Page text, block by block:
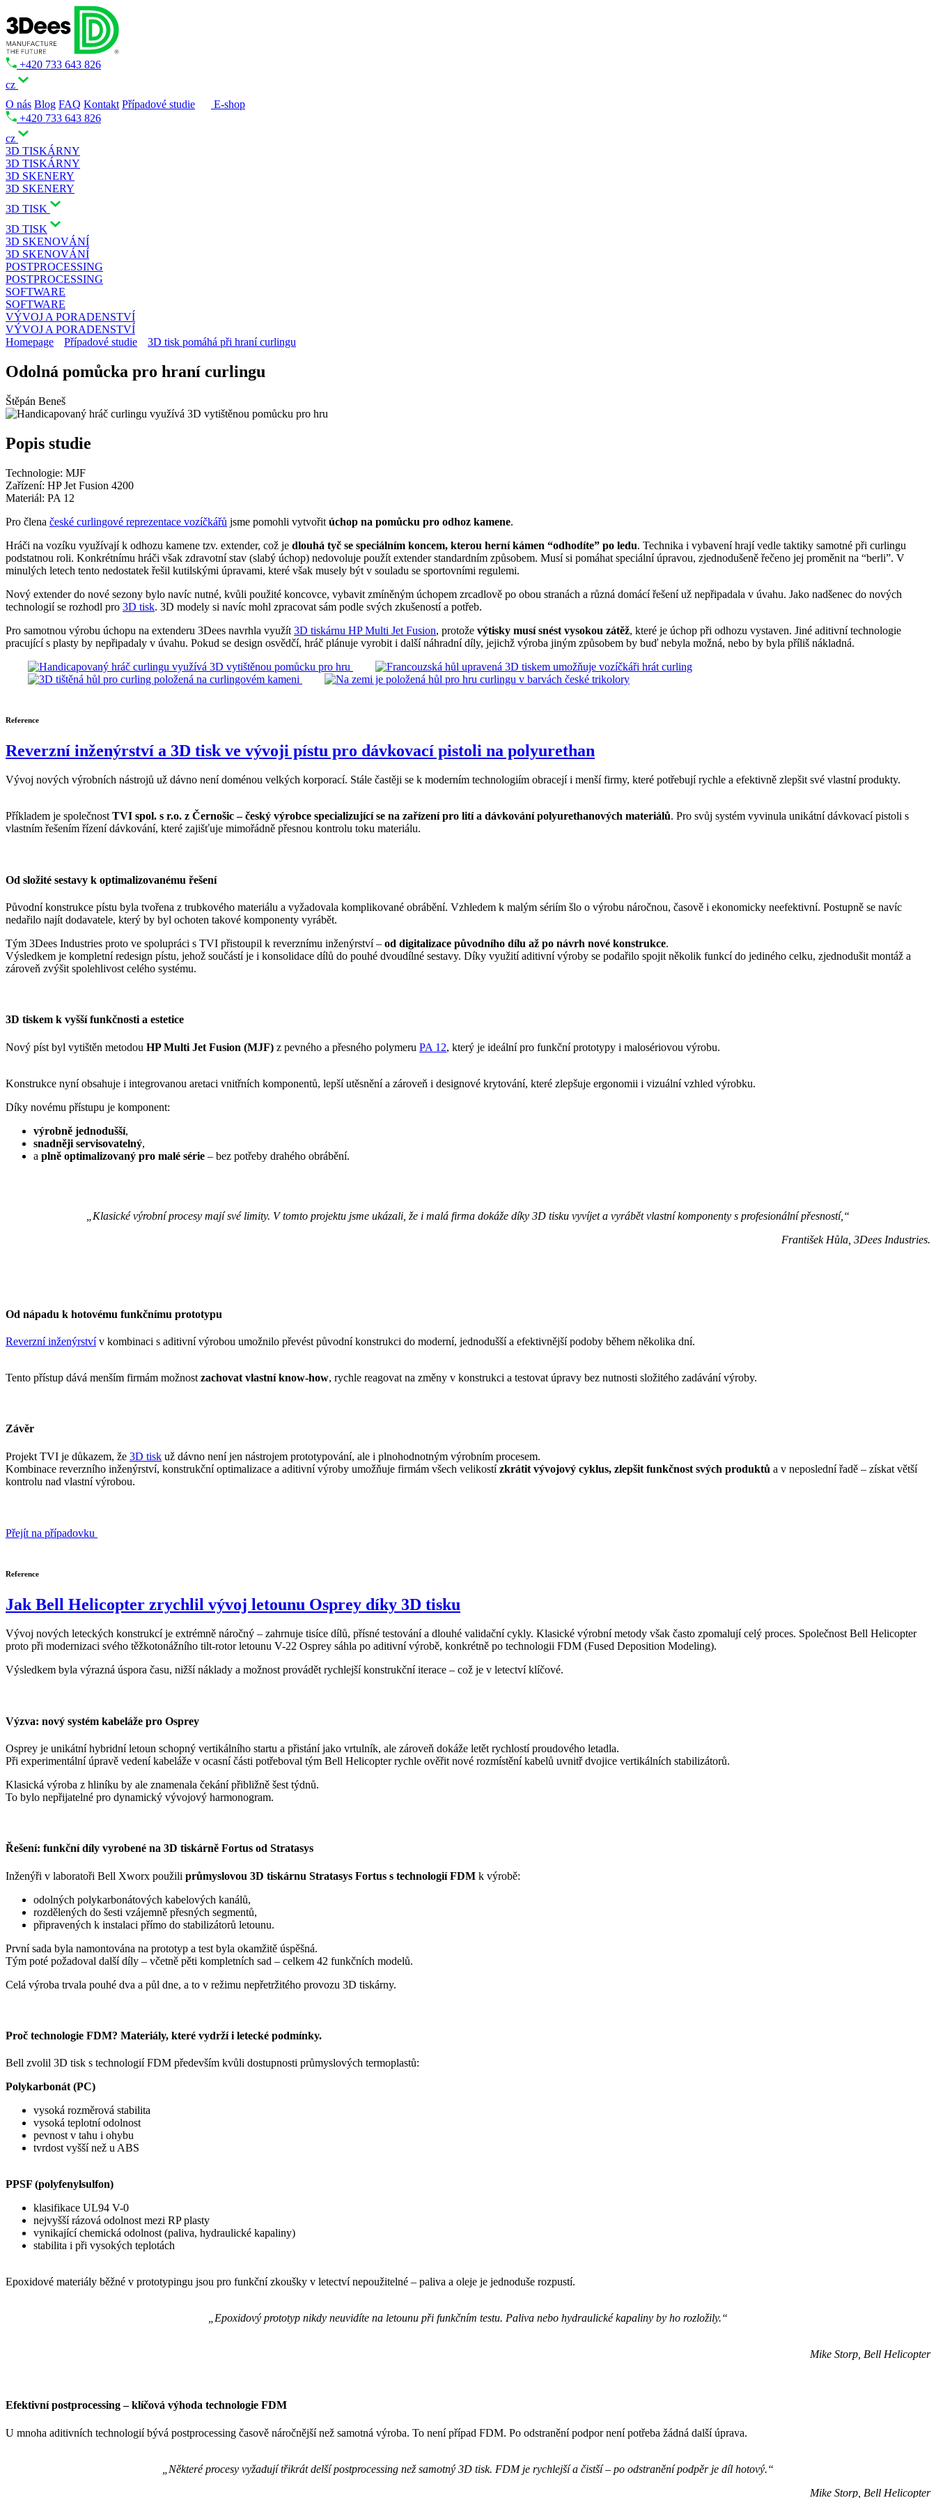
+420 733 643 826
cz
O nás Blog FAQ Kontakt Případové studie
E-shop
+420 733 643 826
cz
3D TISKÁRNY
3D TISKÁRNY
3D SKENERY
3D SKENERY
3D TISK
3D TISK
3D SKENOVÁNÍ
3D SKENOVÁNÍ
POSTPROCESSING
POSTPROCESSING
SOFTWARE
SOFTWARE
VÝVOJ A PORADENSTVÍ
VÝVOJ A PORADENSTVÍ
Homepage
Případové studie 3D tisk pomáhá při hraní curlingu
Odolná pomůcka pro hraní curlingu
Štěpán Beneš
Popis studie
Technologie: MJF
Zařízení: HP Jet Fusion 4200
Materiál: PA 12
Pro člena české curlingové reprezentace vozíčkářů jsme pomohli vytvořit úchop na pomůcku pro odhoz kamene.
Hráči na vozíku využívají k odhozu kamene tzv. extender, což je dlouhá tyč se speciálním koncem, kterou herní kámen “odhodíte” po ledu. Technika i vybavení hrají vedle taktiky samotné při curlingu
podstatnou roli. Konkrétnímu hráči však zdravotní stav (slabý úchop) nedovoluje použít extender standardním způsobem. Musí si pomáhat speciální úpravou, zjednodušeně řečeno jej proměnit na “berli”. V
minulých letech tento nedostatek řešil kutilskými úpravami, které však musely být v souladu se sportovními regulemi.
Nový extender do nové sezony bylo navíc nutné, kvůli použité koncovce, vybavit zmíněným úchopem zrcadlově po obou stranách a různá domácí řešení už nepřipadala v úvahu. Jako nadšenec do nových
technologií se rozhodl pro 3D tisk. 3D modely si navíc mohl zpracovat sám podle svých zkušeností a potřeb.
Pro samotnou výrobu úchopu na extenderu 3Dees navrhla využít 3D tiskárnu HP Multi Jet Fusion, protože výtisky musí snést vysokou zátěž, které je úchop při odhozu vystaven. Jiné aditivní technologie
pracující s plasty by nepřipadaly v úvahu. Pokud se design osvědčí, hráč plánuje vyrobit i další náhradní díly, jejichž výroba jiným způsobem by buď nebyla možná, nebo by byla příliš nákladná.
Reference
Reverzní inženýrství a 3D tisk ve vývoji pístu pro dávkovací pistoli na polyurethan
Vývoj nových výrobních nástrojů už dávno není doménou velkých korporací. Stále častěji se k moderním technologiím obracejí i menší firmy, které potřebují rychle a efektivně zlepšit své vlastní produkty.
Příkladem je společnostTVI spol. s r.o. z Černošic – český výrobce specializující se na zařízení pro lití a dávkování polyurethanových materiálů. Pro svůj systém vyvinula unikátní dávkovací pistoli s
vlastním řešením řízení dávkování, které zajišťuje mimořádně přesnou kontrolu toku materiálu.
Od složité sestavy k optimalizovanému řešení
Původní konstrukce pístu byla tvořena z trubkového materiálu a vyžadovala komplikované obrábění. Vzhledem k malým sériím šlo o výrobu náročnou, časově i ekonomicky neefektivní. Postupně se navíc
nedařilo najít dodavatele, který by byl ochoten takové komponenty vyrábět.
Tým 3Dees Industries proto ve spolupráci s TVI přistoupil k reverznímu inženýrství – od digitalizace původního dílu až po návrh nové konstrukce.
Výsledkem je kompletní redesign pístu, jehož součástí je i konsolidace dílů do pouhé dvoudílné sestavy. Díky využití aditivní výroby se podařilo spojit několik funkcí do jediného celku, zjednodušit montáž a
zároveň zvýšit spolehlivost celého systému.
3D tiskem k vyšší funkčnosti a estetice
Nový píst byl vytištěn metodou HP Multi Jet Fusion (MJF) z pevného a přesného polymeru PA 12, který je ideální pro funkční prototypy i malosériovou výrobu.
Konstrukce nyní obsahuje i integrovanou aretaci vnitřních komponentů, lepší utěsnění a zároveň i designové krytování, které zlepšuje ergonomii i vizuální vzhled výrobku.
Díky novému přístupu je komponent:
výrobně jednodušší,
snadněji servisovatelný,
a plně optimalizovaný pro malé série – bez potřeby drahého obrábění.
„Klasické výrobní procesy mají své limity. V tomto projektu jsme ukázali, že i malá firma dokáže díky 3D tisku vyvíjet a vyrábět vlastní komponenty s profesionální přesností,“
František Hůla, 3Dees Industries.
Od nápadu k hotovému funkčnímu prototypu
Reverzní inženýrstvív kombinaci s aditivní výrobou umožnilo převést původní konstrukci do moderní, jednodušší a efektivnější podoby během několika dní.
Tento přístup dává menším firmám možnost zachovat vlastní know-how, rychle reagovat na změny v konstrukci a testovat úpravy bez nutnosti složitého zadávání výroby.
Závěr
Projekt TVI je důkazem, že 3D tisk už dávno není jen nástrojem prototypování, ale i plnohodnotným výrobním procesem.
Kombinace reverzního inženýrství, konstrukční optimalizace a aditivní výroby umožňuje firmám všech velikostízkrátit vývojový cyklus, zlepšit funkčnost svých produktů a v neposlední řadě – získat větší
kontrolu nad vlastní výrobou.
Přejít na případovku
Reference
Jak Bell Helicopter zrychlil vývoj letounu Osprey díky 3D tisku
Vývoj nových leteckých konstrukcí je extrémně náročný – zahrnuje tisíce dílů, přísné testování a dlouhé validační cykly. Klasické výrobní metody však často zpomalují celý proces. Společnost Bell Helicopter
proto při modernizaci svého těžkotonážního tilt-rotor letounu V-22 Osprey sáhla po aditivní výrobě, konkrétně po technologii FDM (Fused Deposition Modeling).
Výsledkem byla výrazná úspora času, nižší náklady a možnost provádět rychlejší konstrukční iterace – což je v letectví klíčové.
Výzva: nový systém kabeláže pro Osprey
Osprey je unikátní hybridní letoun schopný vertikálního startu a přistání jako vrtulník, ale zároveň dokáže letět rychlostí proudového letadla.
Při experimentální úpravě vedení kabeláže v ocasní části potřeboval tým Bell Helicopter rychle ověřit nové rozmístění kabelů uvnitř dvojice vertikálních stabilizátorů.
Klasická výroba z hliníku by ale znamenala čekání přibližně šest týdnů.
To bylo nepřijatelné pro dynamický vývojový harmonogram.
Řešení: funkční díly vyrobené na 3D tiskárně Fortus od Stratasys
Inženýři v laboratoři Bell Xworx použili průmyslovou 3D tiskárnu Stratasys Fortus s technologií FDM k výrobě:
odolných polykarbonátových kabelových kanálů,
rozdělených do šesti vzájemně přesných segmentů,
připravených k instalaci přímo do stabilizátorů letounu.
První sada byla namontována na prototyp a test byla okamžitě úspěšná.
Tým poté požadoval další díly – včetně pěti kompletních sad – celkem 42 funkčních modelů.
Celá výroba trvala pouhé dva a půl dne, a to v režimu nepřetržitého provozu 3D tiskárny.
Proč technologie FDM? Materiály, které vydrží i letecké podmínky.
Bell zvolil 3D tisk s technologií FDM především kvůli dostupnosti průmyslových termoplastů:
Polykarbonát (PC)
vysoká rozměrová stabilita
vysoká teplotní odolnost
pevnost v tahu i ohybu
tvrdost vyšší než u ABS
PPSF (polyfenylsulfon)
klasifikace UL94 V-0
nejvyšší rázová odolnost mezi RP plasty
vynikající chemická odolnost (paliva, hydraulické kapaliny)
stabilita i při vysokých teplotách
Epoxidové materiály běžné v prototypingu jsou pro funkční zkoušky v letectví nepoužitelné – paliva a oleje je jednoduše rozpustí.
„Epoxidový prototyp nikdy neuvidíte na letounu při funkčním testu. Paliva nebo hydraulické kapaliny by ho rozložily.“
Mike Storp, Bell Helicopter
Efektivní postprocessing – klíčová výhoda technologie FDM
U mnoha aditivních technologií bývá postprocessing časově náročnější než samotná výroba. To není případ FDM. Po odstranění podpor není potřeba žádná další úprava.
„Některé procesy vyžadují třikrát delší postprocessing než samotný 3D tisk. FDM je rychlejší a čistší – po odstranění podpěr je díl hotový.“
Mike Storp, Bell Helicopter